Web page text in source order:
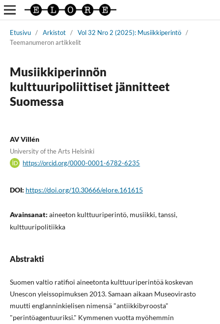
Etusivu / Arkistot / Vol 32 Nro 2 (2025): Musiikkiperintö /
Teemanumeron artikkelit
Musiikkiperinnön
kulttuuripoliittiset jännitteet
Suomessa
AV Villén
University of the Arts Helsinki
https://orcid.org/0000-0001-6782-6235
DOI: https://doi.org/10.30666/elore.161615
Avainsanat: aineeton kulttuuriperintö, musiikki, tanssi,
kulttuuripolitiikka
Abstrakti
Suomen valtio ratifioi aineetonta kulttuuriperintöä koskevan
Unescon yleissopimuksen 2013. Samaan aikaan Museovirasto
muutti englanninkielisen nimensä "antiikkibyroosta"
"perintöagentuuriksi." Kymmenen vuotta myöhemmin